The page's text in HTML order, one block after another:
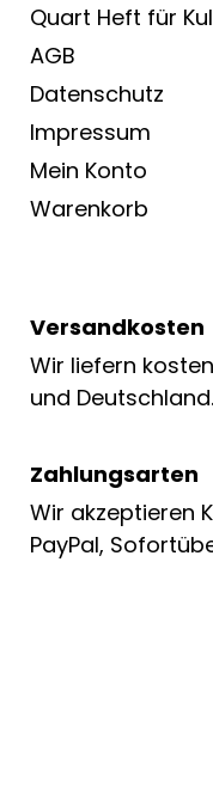
Quart Heft für
AGB
Datenschutz
Impressum
Mein Konto
Warenkorb
Versandkosten
Wir liefern
und Deutschland.
Zahlungsarten
Wir akzeptieren
PayPal,